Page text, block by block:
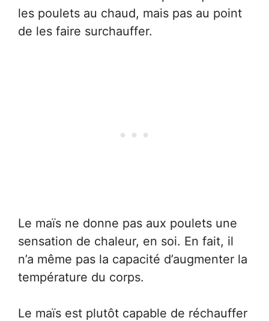
les poulets au chaud, mais pas au point
de les faire surchauffer.
Le maïs ne donne pas aux poulets une
sensation de chaleur, en soi. En fait, il
n’a même pas la capacité d’augmenter la
température du corps.
Le maïs est plutôt capable de réchauffer